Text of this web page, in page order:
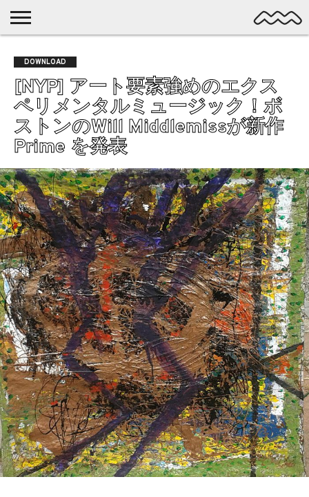
MUSIC
LATEST
POSTS
SPOTLIGHT
NYP
/ DL
DISCOVERY
ROCK
POP
ALTERNATIVE
ELECTRONIC
SSW
FOLK
DREAMPOP
POSTPUNK
LO-
FI
GARAGE
EXPERIMENTAL
SYNTHPOP
PUNK
SHOEGAZE
SOUL
BEDROOM
R&B
DOWNLOAD
[NYP] アート要素強めのエクス
ペリメンタルミュージック！ボ
ストンのWill Middlemissが新作
Prime を発表